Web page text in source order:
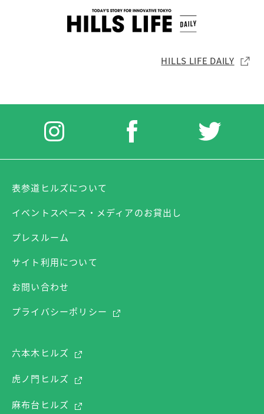
HILLS LIFE DAILY
表参道ヒルズについて
イベントスペース・メディアのお貸出し
プレスルーム
サイト利用について
お問い合わせ
プライバシーポリシー
六本木ヒルズ
虎ノ門ヒルズ
麻布台ヒルズ